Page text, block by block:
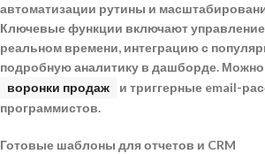
автоматизации рутины и
Ключевые функции включают
реальном времени, интеграцию с
подробную аналитику в дашборде. Можно
воронки продаж
и триггерные email-
программистов.
Готовые шаблоны для отчетов и CRM